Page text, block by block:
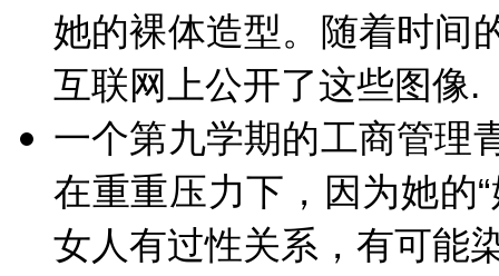
她的裸体造型。随着时间
互联网上公开了这些图像.
一个第九学期的工商管理
在重重压力下，因为她的
女人有过性关系，有可能